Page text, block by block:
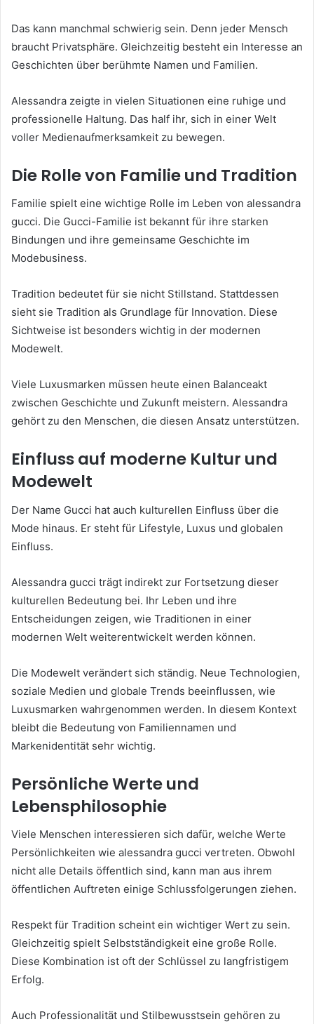
Das kann manchmal schwierig sein. Denn jeder Mensch
braucht Privatsphäre. Gleichzeitig besteht ein Interesse an
Geschichten über berühmte Namen und Familien.
Alessandra zeigte in vielen Situationen eine ruhige und
professionelle Haltung. Das half ihr, sich in einer Welt
voller Medienaufmerksamkeit zu bewegen.
Die Rolle von Familie und Tradition
Familie spielt eine wichtige Rolle im Leben von alessandra
gucci. Die Gucci-Familie ist bekannt für ihre starken
Bindungen und ihre gemeinsame Geschichte im
Modebusiness.
Tradition bedeutet für sie nicht Stillstand. Stattdessen
sieht sie Tradition als Grundlage für Innovation. Diese
Sichtweise ist besonders wichtig in der modernen
Modewelt.
Viele Luxusmarken müssen heute einen Balanceakt
zwischen Geschichte und Zukunft meistern. Alessandra
gehört zu den Menschen, die diesen Ansatz unterstützen.
Einfluss auf moderne Kultur und
Modewelt
Der Name Gucci hat auch kulturellen Einfluss über die
Mode hinaus. Er steht für Lifestyle, Luxus und globalen
Einfluss.
Alessandra gucci trägt indirekt zur Fortsetzung dieser
kulturellen Bedeutung bei. Ihr Leben und ihre
Entscheidungen zeigen, wie Traditionen in einer
modernen Welt weiterentwickelt werden können.
Die Modewelt verändert sich ständig. Neue Technologien,
soziale Medien und globale Trends beeinflussen, wie
Luxusmarken wahrgenommen werden. In diesem Kontext
bleibt die Bedeutung von Familiennamen und
Markenidentität sehr wichtig.
Persönliche Werte und
Lebensphilosophie
Viele Menschen interessieren sich dafür, welche Werte
Persönlichkeiten wie alessandra gucci vertreten. Obwohl
nicht alle Details öffentlich sind, kann man aus ihrem
öffentlichen Auftreten einige Schlussfolgerungen ziehen.
Respekt für Tradition scheint ein wichtiger Wert zu sein.
Gleichzeitig spielt Selbstständigkeit eine große Rolle.
Diese Kombination ist oft der Schlüssel zu langfristigem
Erfolg.
Auch Professionalität und Stilbewusstsein gehören zu